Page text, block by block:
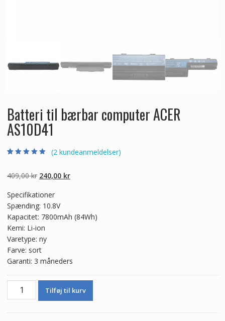
Batteri til bærbar computer ACER
AS10D41
baseret på
kundebedømmel
(2 kundeanmeldelser)
409,00kr Den
pris
var:
409,00 kr.
240,00 krDen
240,00 kr.
Specifikationer
Spænding: 10.8V
Kapacitet: 7800mAh (84Wh)
Kemi: Li-ion
Varetype: ny
Farve: sort
Garanti: 3 måneders
Batteri
Tilføj til kurv